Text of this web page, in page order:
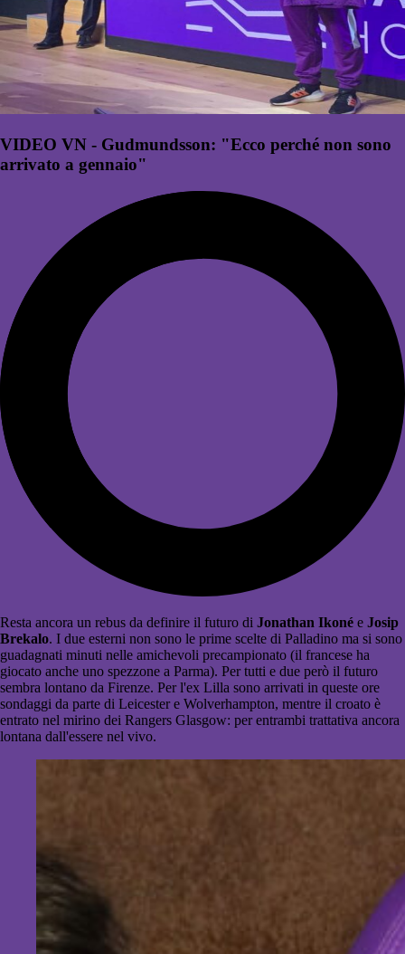
VIDEO VN - Gudmundsson: "Ecco perché non sono
arrivato a gennaio"
Resta ancora un rebus da definire il futuro di Jonathan Ikoné e Josip
Brekalo. I due esterni non sono le prime scelte di Palladino ma si sono
guadagnati minuti nelle amichevoli precampionato (il francese ha
giocato anche uno spezzone a Parma). Per tutti e due però il futuro
sembra lontano da Firenze. Per l'ex Lilla sono arrivati in queste ore
sondaggi da parte di Leicester e Wolverhampton, mentre il croato è
entrato nel mirino dei Rangers Glasgow: per entrambi trattativa ancora
lontana dall'essere nel vivo.